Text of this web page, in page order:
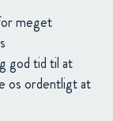
meget
god tid til at
os ordentligt at